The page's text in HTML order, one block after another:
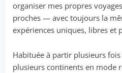
organiser mes propres
proches — avec toujours la
expériences uniques, libres et
Habituée à partir plusieurs fois
plusieurs continents en mode